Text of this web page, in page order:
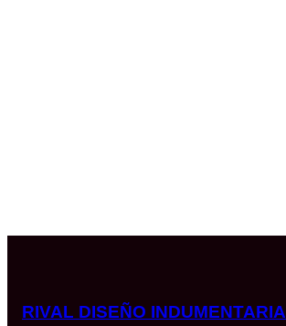
RIVAL DISEÑO INDUMENTARIA